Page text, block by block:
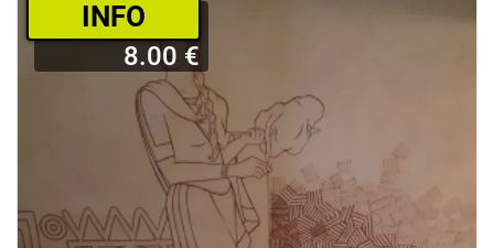
­INFO
8.00 €